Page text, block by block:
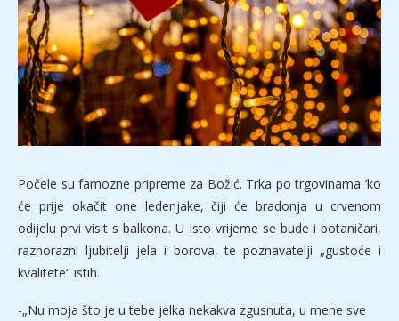
Počele su famozne pripreme za Božić. Trka po trgovinama ‘ko
će prije okačit one ledenjake, čiji će bradonja u crvenom
odijelu prvi visit s balkona. U isto vrijeme se bude i botaničari,
raznorazni ljubitelji jela i borova, te poznavatelji „gustoće i
kvalitete“ istih.
-„Nu moja što je u tebe jelka nekakva zgusnuta, u mene sve